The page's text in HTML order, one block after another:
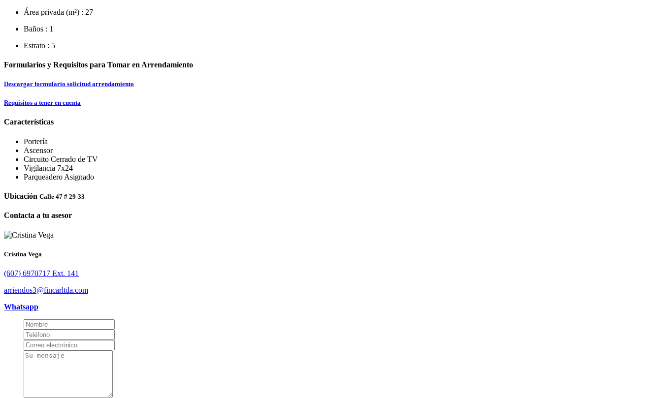
Área privada (m²) : 27
Baños : 1
Estrato : 5
Formularios y Requisitos para Tomar en Arrendamiento
Descargar formulario solicitud arrendamiento
Requisitos a tener en cuenta
Características
Portería
Ascensor
Circuito Cerrado de TV
Vigilancia 7x24
Parqueadero Asignado
Ubicación Calle 47 # 29-33
Contacta a tu asesor
Cristina Vega
(607) 6970717 Ext. 141
arriendos3@fincarltda.com
Whatsapp